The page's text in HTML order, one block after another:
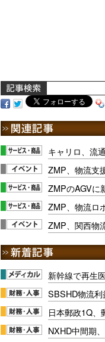
キャリロ、流
ZMP、物流支
ZMPのAGVに
ZMP、物流ロ
ZMP、関西物
新幹線で再生
SBSHD物流
日本郵政1Q、
NXHD中間期